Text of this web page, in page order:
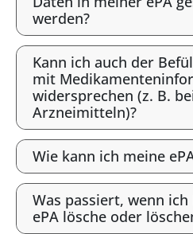
werden?
Kann ich auch der
mit
widersprechen (z. B.
Arzneimitteln)?
Wie kann ich meine
Was passiert, wenn
ePA lösche oder